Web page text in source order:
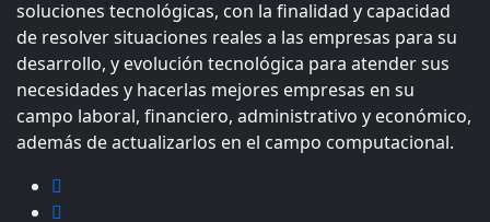
soluciones tecnológicas, con la finalidad y capacidad
de resolver situaciones reales a las empresas para su
desarrollo, y evolución tecnológica para atender sus
necesidades y hacerlas mejores empresas en su
campo laboral, financiero, administrativo y económico,
además de actualizarlos en el campo computacional.